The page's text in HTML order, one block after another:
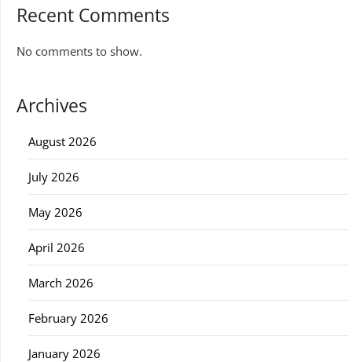
Recent Comments
No comments to show.
Archives
August 2026
July 2026
May 2026
April 2026
March 2026
February 2026
January 2026